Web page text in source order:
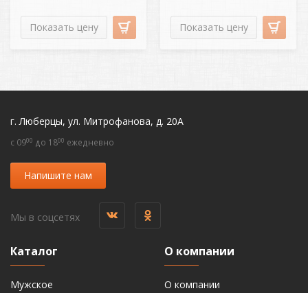
Показать цену Показать цену
г. Люберцы, ул. Митрофанова, д. 20А
c 0900 до 1800 ежедневно
Напишите нам
Мы в соцсетях
Каталог
Мужское
О компании
О компании